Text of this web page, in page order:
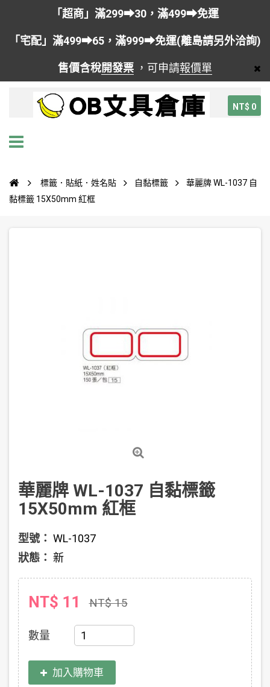
「超商」滿299➡30，滿499➡免運
「宅配」滿499➡65，滿999➡免運(離島請另外洽詢)
售價含稅開發票 ，可申請報價單
NT$ 0
標籤．貼紙．姓名貼 自黏標籤
華麗牌 WL-1037 自
黏標籤 15X50mm 紅框
華麗牌 WL-1037 自黏標籤
15X50mm 紅框
型號： WL-1037
狀態： 新
NT$ 11 NT$ 15
數量
加入購物車